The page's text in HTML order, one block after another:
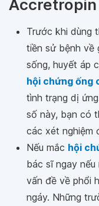
Accretropin
Trước khi dùng
tiền sử bệnh về
sống, huyết áp
hội chứng ống
tình trạng dị
số này, bạn có
các xét nghiệm
Nếu mắc hội
bác sĩ ngay
vấn đề về phổi
ngáy. Những